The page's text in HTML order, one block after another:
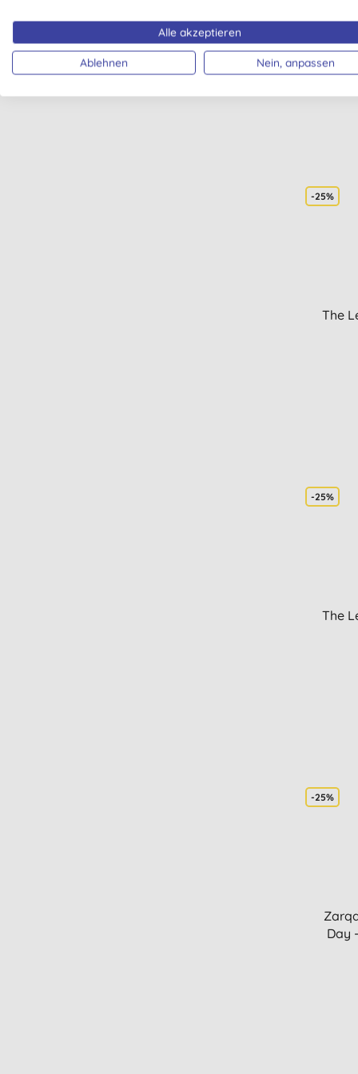
-25%
The
-25%
The
-25%
Day
Gesichtspeeling (1)
Gesichtsserum (1)
Gesichtsöle (1)
Alle akzeptieren
Ablehnen Nein, anpassen